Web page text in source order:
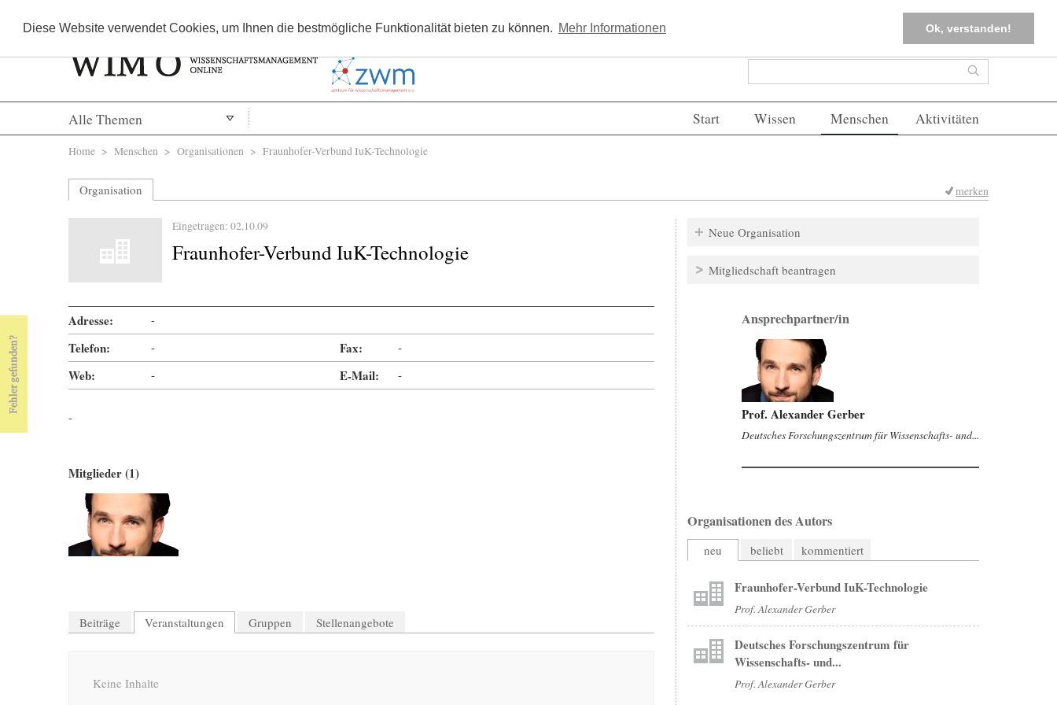
Diese Website verwendet Cookies, um Ihnen die bestmögliche Funktionalität bieten zu können. Mehr Informationen Ok, verstanden!
Kostenlos registrieren FAQs Einloggen
Suchformular Suche
Alle Themen Start Wissen Menschen Aktivitäten
Sie sind hier
Home > Menschen > Organisationen > Fraunhofer-Verbund IuK-Technologie
Organisation merken
Eingetragen: 02.10.09
Fraunhofer-Verbund IuK-Technologie
Adresse: -
Telefon: - Fax: -
Web: - E-Mail: -
-
Mitglieder (1)
Beiträge Veranstaltungen Gruppen Stellenangebote
Keine Inhalte
Neue Organisation
Mitgliedschaft beantragen
Ansprechpartner/in
Prof. Alexander Gerber
Deutsches Forschungszentrum für Wissenschafts- und...
Organisationen des Autors
neu beliebt kommentiert
Fraunhofer-Verbund IuK-Technologie
Prof. Alexander Gerber
Deutsches Forschungszentrum für
Wissenschafts- und...
Prof. Alexander Gerber